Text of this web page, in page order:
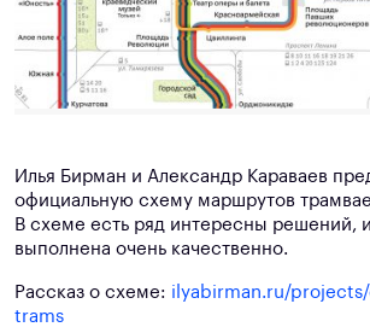
Илья Бирман и Александр Караваев
официальную схему маршрутов
В схеме есть ряд интересны решений,
выполнена очень качественно.
Рассказ о схеме: ilyabirman.ru/
trams